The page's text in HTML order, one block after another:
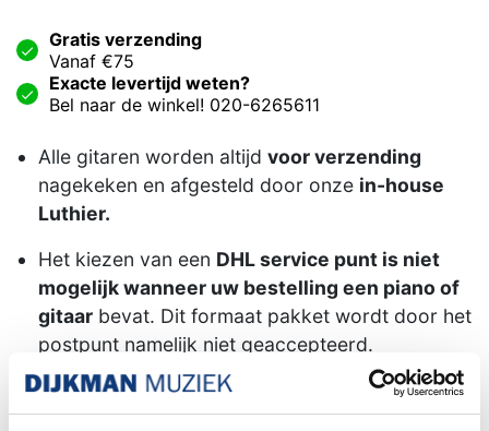
Gratis verzending
Vanaf €75
Exacte levertijd weten?
Bel naar de winkel! 020-6265611
Alle gitaren worden altijd voor verzending
nagekeken en afgesteld door onze in-house
Luthier.
Het kiezen van een DHL service punt is niet
mogelijk wanneer uw bestelling een piano of
gitaar bevat. Dit formaat pakket wordt door het
postpunt namelijk niet geaccepteerd.
Familiebedrijf sinds 1958